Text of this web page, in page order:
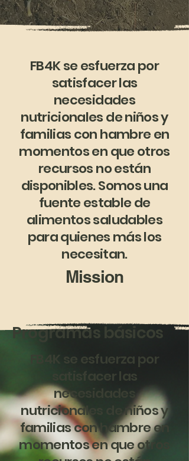
FB4K se esfuerza por
satisfacer las
necesidades
nutricionales de niños y
familias con hambre en
momentos en que otros
recursos no están
disponibles. Somos una
fuente estable de
alimentos saludables
para quienes más los
necesitan.
Mission
Programas básicos
FB4K se esfuerza por
satisfacer las
necesidades
nutricionales de niños y
familias con hambre en
momentos en que otros